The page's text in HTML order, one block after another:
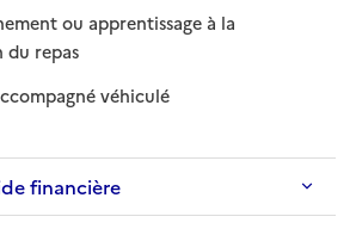
ou apprentissage à la
du repas
: disponible
: non disponible
véhiculé
: disponible
: non disponible
financière